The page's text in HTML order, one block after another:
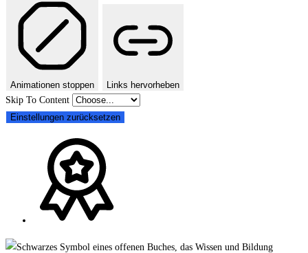
Animationen stoppen
Links hervorheben
Skip To Content
Einstellungen zurücksetzen